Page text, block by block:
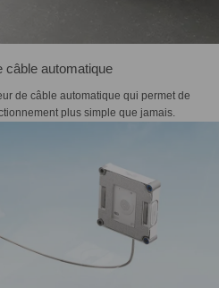
câble automatique
de câble automatique qui permet de
plus simple que jamais.